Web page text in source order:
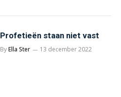
Profetieën staan niet vast
ByElla Ster 13 december 2022